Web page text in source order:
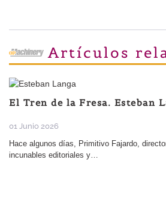
Artículos
El Tren de la Fresa. Esteban
01 Junio 2026
Hace algunos días, Primitivo Fajardo,
incunables editoriales y…